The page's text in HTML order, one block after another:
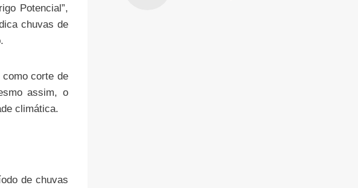
Potencial”,
chuvas de
corte de
assim, o
climática.
de chuvas